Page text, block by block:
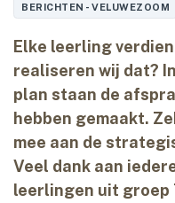
BERICHTEN - VELUWEZOOM
Elke leerling
realiseren wij dat?
plan staan de
hebben gemaakt.
mee aan de
Veel dank aan
leerlingen uit groep